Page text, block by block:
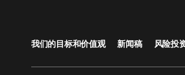
我们的目标和价值观 新闻稿 风险投